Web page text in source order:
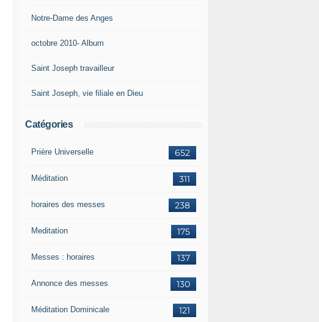
Notre-Dame des Anges
octobre 2010- Album
Saint Joseph travailleur
Saint Joseph, vie filiale en Dieu
Catégories
652
Prière Universelle
311
Méditation
238
horaires des messes
175
Meditation
137
Messes : horaires
130
Annonce des messes
121
Méditation Dominicale